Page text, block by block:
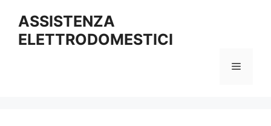
contenuto
ASSISTENZA
ELETTRODOMESTICI
Menu